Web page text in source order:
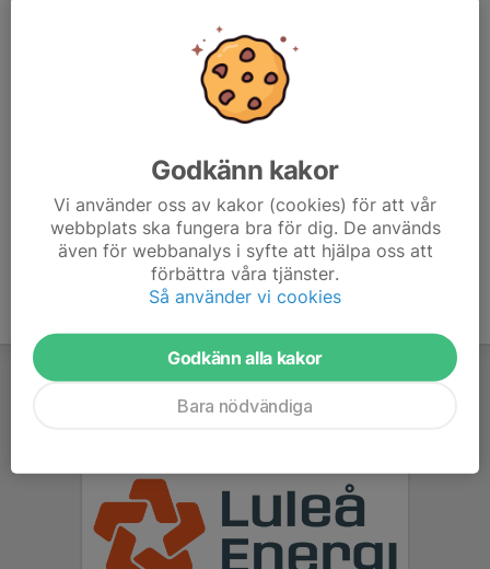
Vi skickar inga kallelser till träningen men du får gärna
anmäla dig i appen så vet vi ungefär hur många som
klubben bjuder på.Godkänn kakor
Vi använder oss av kakor (cookies) för att vår
webbplats ska fungera bra för dig. De används
även för webbanalys i syfte att hjälpa oss att
förbättra våra tjänster.
Så använder vi cookies
Godkänn alla kakor
Bara nödvändiga